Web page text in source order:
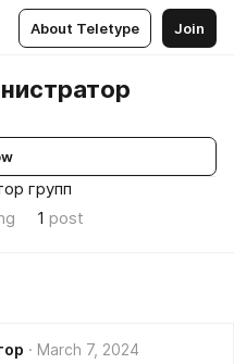
About Teletype Join
групп
1 post
March 7, 2024